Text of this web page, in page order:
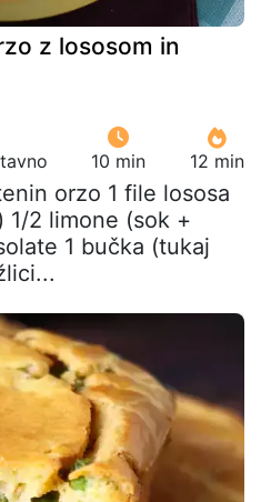
z lososom in
10 min 12 min
orzo 1 file lososa
1/2 limone (sok +
1 bučka (tukaj